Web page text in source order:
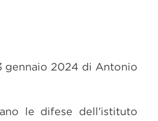
gennaio 2024 di Antonio
le difese dell’istituto